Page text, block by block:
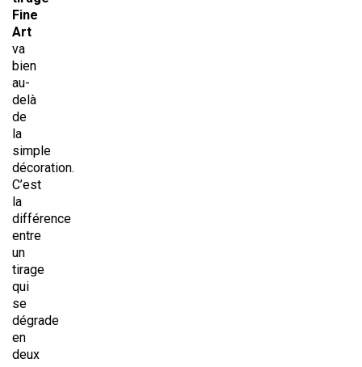
Fine
Art
va
bien
au-
delà
de
la
simple
décoration.
C’est
la
différence
entre
un
tirage
qui
se
dégrade
en
deux